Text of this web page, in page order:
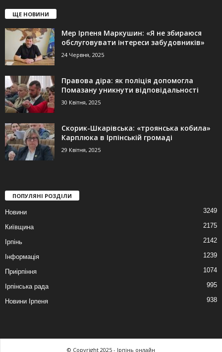
ЩЕ НОВИНИ
Мер Ірпеня Маркушин: «Я не збираюся
обслуговувати інтереси забудовників»
24 Червня, 2025
Правова діра: як поліція допомогла
Помазану уникнути відповідальності
30 Квітня, 2025
Скорик-Шкарівська: «троянська кобила»
Карплюка в Ірпінській громаді
29 Квітня, 2025
ПОПУЛЯНІ РОЗДІЛИ
Новини 3249
Київщина 2175
Ірпінь 2142
Інформація 1239
Приірпіння 1074
Ірпінська рада 995
Новини Ірпеня 938
© Copyright 2025 - Ірпінь онлайн